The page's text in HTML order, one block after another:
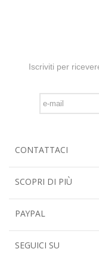
Iscriviti per
CONTATTACI
SCOPRI DI PIÙ
PAYPAL
SEGUICI SU